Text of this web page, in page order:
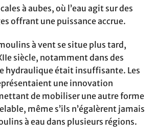
à aubes, où l’eau agit sur des
offrant une puissance accrue.
à vent se situe plus tard,
siècle, notamment dans des
hydraulique était insuffisante. Les
une innovation
de mobiliser une autre forme
même s’ils n’égalèrent jamais
à eau dans plusieurs régions.